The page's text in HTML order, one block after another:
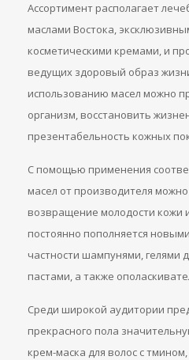
Ассортимент располагает
маслами Востока,
косметическими кремами, и
ведущих здоровый образ
использованию масел можно
организм, восстановить
презентабельность кожных
С помощью применения
масел от производителя
возвращение молодости кожи
постоянно пополняется
частности шампунями, гелями
пастами, а также
Среди широкой аудитории
прекрасного пола
крем-маска для волос с